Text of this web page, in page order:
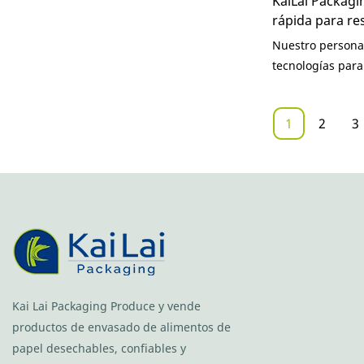
rápida para
respetuoso
ensaladera
ensaladera
Nuestro
tecnologías
del producto.
recipiente de
1 2 3
Kai Lai Packaging Produce y vende
productos de envasado de alimentos de
papel desechables, confiables y